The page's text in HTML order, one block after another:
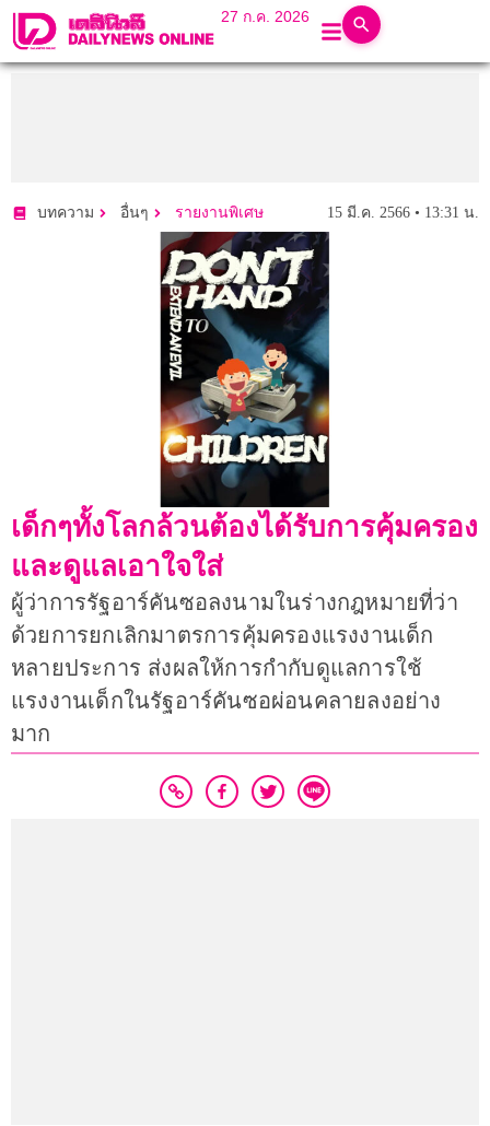
27 ก.ค. 2026
บทความ อื่นๆ รายงานพิเศษ 15 มี.ค. 2566 • 13:31 น.
เด็กๆทั้งโลกล้วนต้องได้รับการคุ้มครอง
และดูแลเอาใจใส่
ผู้ว่าการรัฐอาร์คันซอลงนามในร่างกฎหมายที่ว่า
ด้วยการยกเลิกมาตรการคุ้มครองแรงงานเด็ก
หลายประการ ส่งผลให้การกำกับดูแลการใช้
แรงงานเด็กในรัฐอาร์คันซอผ่อนคลายลงอย่าง
มาก